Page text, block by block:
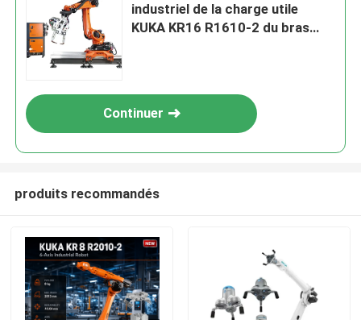
industriel de la charge utile
KUKA KR16 R1610-2 du bras
Continuer
produits recommandés